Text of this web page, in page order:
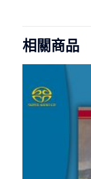
相關商品